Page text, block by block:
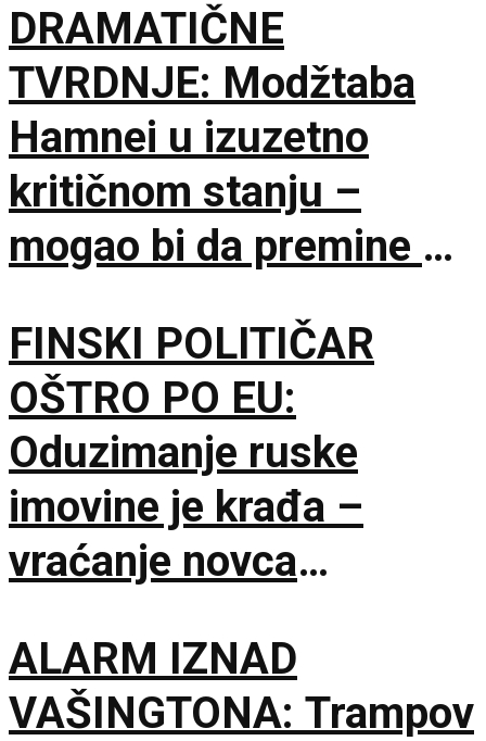
DRAMATIČNE
TVRDNJE: Modžtaba
Hamnei u izuzetno
kritičnom stanju –
mogao bi da premine u
FINSKI POLITIČAR
OŠTRO PO EU:
Oduzimanje ruske
imovine je krađa –
vraćanje novca
Ukrajini
ALARM IZNAD
VAŠINGTONA: Trampov